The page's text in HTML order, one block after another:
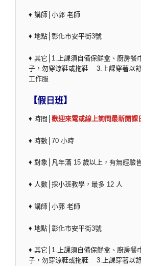
♦ 講師│小郭 老師
♦ 地點│彰化市安平街3號
♦ 其它│1.上課須自備保鮮盒、廚房
子，勿穿涼鞋或拖鞋 3.上課穿著以
工作服
【假日班】
♦ 時間│ 歡迎來電或線上詢問最新開課
♦ 時數│70 小時
♦ 對象│凡年滿 15 歲以上，有無經驗
♦ 人數│採小班教學，最多 12 人
♦ 講師│小郭 老師
♦ 地點│彰化市安平街3號
♦ 其它│1.上課須自備保鮮盒、廚房
子，勿穿涼鞋或拖鞋 3.上課穿著以